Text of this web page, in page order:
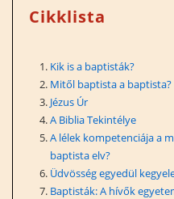
Cikklista
Kik is a baptisták?
Mitől baptista a baptista?
Jézus Úr
A Biblia Tekintélye
A lélek kompetenciája a
baptista elv?
Üdvösség egyedül
Baptisták: A hívők